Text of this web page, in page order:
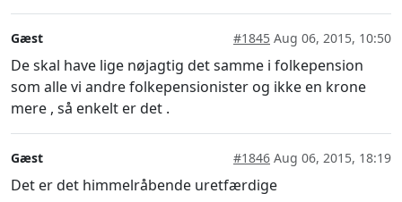
Gæst #1845 Aug 06, 2015, 10:50
De skal have lige nøjagtig det samme i folkepension
som alle vi andre folkepensionister og ikke en krone
mere , så enkelt er det .
Gæst #1846 Aug 06, 2015, 18:19
Det er det himmelråbende uretfærdige